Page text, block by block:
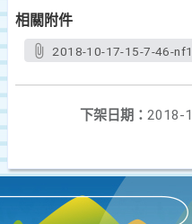
相關附件
2018-10-17-15-7-46-
下架日期： 2018-